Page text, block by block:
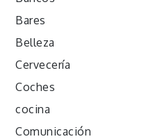
Bares
Belleza
Cervecería
Coches
cocina
Comunicación